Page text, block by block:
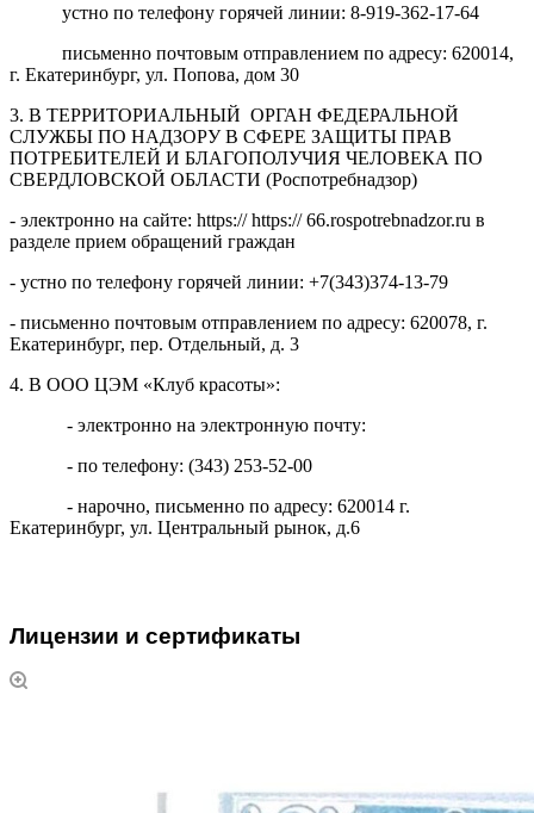
устно по телефону горячей линии: 8-919-362-17-64
письменно почтовым отправлением по адресу: 620014,
г. Екатеринбург, ул. Попова, дом 30
3. В ТЕРРИТОРИАЛЬНЫЙ ОРГАН ФЕДЕРАЛЬНОЙ
СЛУЖБЫ ПО НАДЗОРУ В СФЕРЕ ЗАЩИТЫ ПРАВ
ПОТРЕБИТЕЛЕЙ И БЛАГОПОЛУЧИЯ ЧЕЛОВЕКА ПО
СВЕРДЛОВСКОЙ ОБЛАСТИ (Роспотребнадзор)
- электронно на сайте: https:// https:// 66.rospotrebnadzor.ru в
разделе прием обращений граждан
- устно по телефону горячей линии: +7(343)374-13-79
- письменно почтовым отправлением по адресу: 620078, г.
Екатеринбург, пер. Отдельный, д. 3
4. В ООО ЦЭМ «Клуб красоты»:
- электронно на электронную почту:
- по телефону: (343) 253-52-00
- нарочно, письменно по адресу: 620014 г.
Екатеринбург, ул. Центральный рынок, д.6
Лицензии и сертификаты